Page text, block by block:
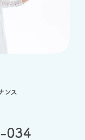
ンス
034